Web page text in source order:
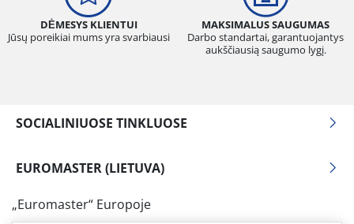
DĖMESYS KLIENTUI
Jūsų poreikiai mums yra svarbiausi
MAKSIMALUS SAUGUMAS
Darbo standartai, garantuojantys
aukščiausią saugumo lygį.
SOCIALINIUOSE TINKLUOSE
EUROMASTER (LIETUVA)
„Euromaster“ Europoje